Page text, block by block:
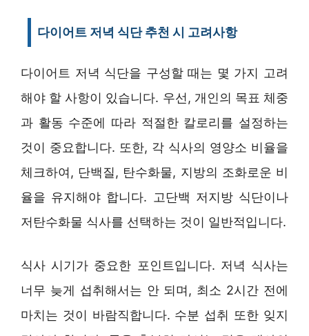
다이어트 저녁 식단 추천 시 고려사항
다이어트 저녁 식단을 구성할 때는 몇 가지 고려
해야 할 사항이 있습니다. 우선, 개인의 목표 체중
과 활동 수준에 따라 적절한 칼로리를 설정하는
것이 중요합니다. 또한, 각 식사의 영양소 비율을
체크하여, 단백질, 탄수화물, 지방의 조화로운 비
율을 유지해야 합니다. 고단백 저지방 식단이나
저탄수화물 식사를 선택하는 것이 일반적입니다.
식사 시기가 중요한 포인트입니다. 저녁 식사는
너무 늦게 섭취해서는 안 되며, 최소 2시간 전에
마치는 것이 바람직합니다. 수분 섭취 또한 잊지